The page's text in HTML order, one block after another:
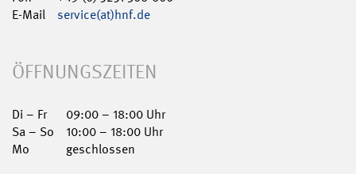
E-Mail
service(at)hnf.de
ÖFFNUNGSZEITEN
Di – Fr
09:00 – 18:00 Uhr
Sa – So
10:00 – 18:00 Uhr
Mo
geschlossen